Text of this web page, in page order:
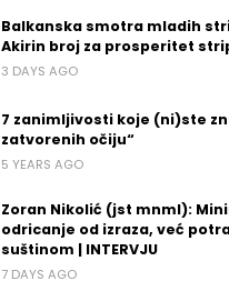
Balkanska smotra mladih
Akirin broj za prosperitet
3 DAYS AGO
7 zanimljivosti koje (ni)ste
zatvorenih očiju“
5 YEARS AGO
Zoran Nikolić (jst mnml):
odricanje od izraza, već
suštinom | INTERVJU
7 DAYS AGO